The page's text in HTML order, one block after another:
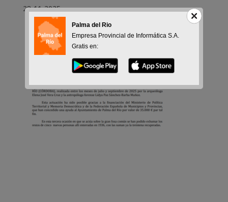
28-11-2025
Palma del Rio
Empresa Provincial de Informática S.A.
Gratis en: